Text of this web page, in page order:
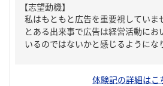
【志望動機】
私はもともと広告を重要視していま
とある出来事で広告は経営活動にお
いるのではないかと感じるようにな
体験記の詳細はこ